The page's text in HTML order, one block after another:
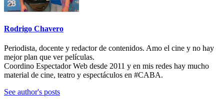
Rodrigo Chavero
Periodista, docente y redactor de contenidos. Amo el cine y no hay
mejor plan que ver películas.
Coordino Espectador Web desde 2011 y en mis redes hay mucho
material de cine, teatro y espectáculos en #CABA.
See author's posts